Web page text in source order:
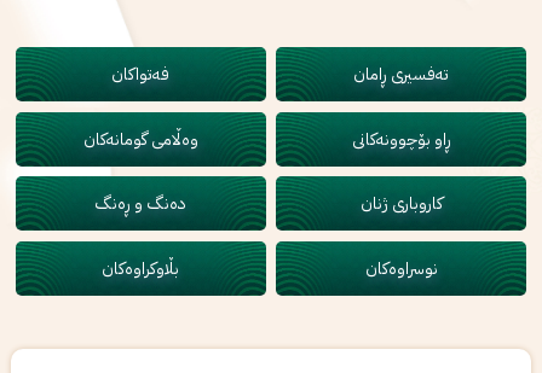
تەفسیری ڕامان فەتواکان
ڕاو بۆچوونەکانی وەڵامی گومانەکان
کاروباری ژنان دەنگ و ڕەنگ
نوسراوەکان بڵاوکراوەکان